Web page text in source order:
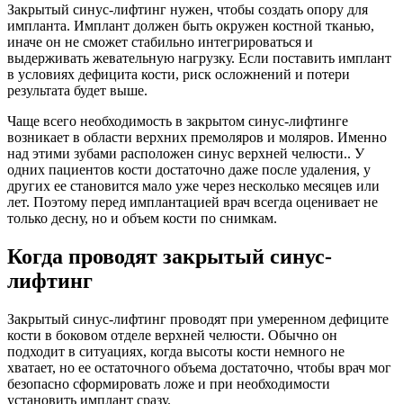
Закрытый синус-лифтинг нужен, чтобы создать опору для
импланта. Имплант должен быть окружен костной тканью,
иначе он не сможет стабильно интегрироваться и
выдерживать жевательную нагрузку. Если поставить имплант
в условиях дефицита кости, риск осложнений и потери
результата будет выше.
Чаще всего необходимость в закрытом синус-лифтинге
возникает в области верхних премоляров и моляров. Именно
над этими зубами расположен синус верхней челюсти.. У
одних пациентов кости достаточно даже после удаления, у
других ее становится мало уже через несколько месяцев или
лет. Поэтому перед имплантацией врач всегда оценивает не
только десну, но и объем кости по снимкам.
Когда проводят закрытый синус-
лифтинг
Закрытый синус-лифтинг проводят при умеренном дефиците
кости в боковом отделе верхней челюсти. Обычно он
подходит в ситуациях, когда высоты кости немного не
хватает, но ее остаточного объема достаточно, чтобы врач мог
безопасно сформировать ложе и при необходимости
установить имплант сразу.